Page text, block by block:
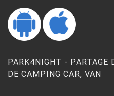
PARK4NIGHT - PARTAGE
DE CAMPING CAR, VAN